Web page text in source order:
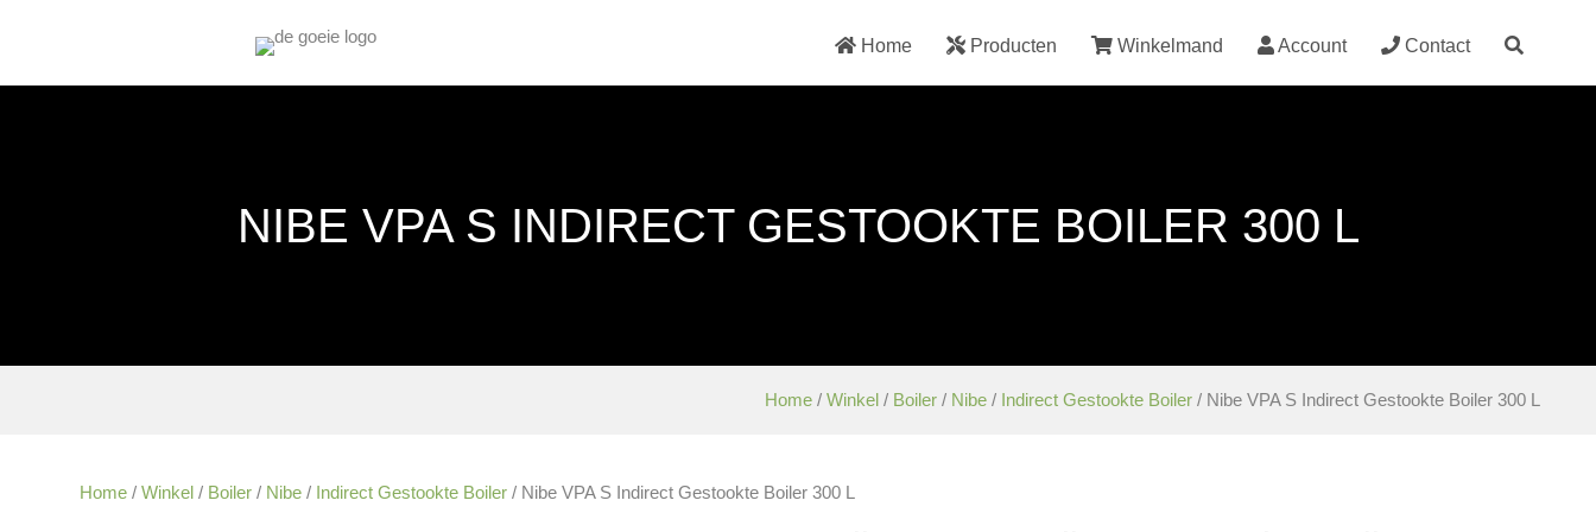
Home Producten Winkelmand Account Contact
NIBE VPA S INDIRECT GESTOOKTE BOILER 300 L
Home / Winkel / Boiler / Nibe / Indirect Gestookte Boiler / Nibe VPA S Indirect Gestookte Boiler 300 L
Home /Winkel / Boiler / Nibe / Indirect Gestookte Boiler / Nibe VPA S Indirect Gestookte Boiler 300 L